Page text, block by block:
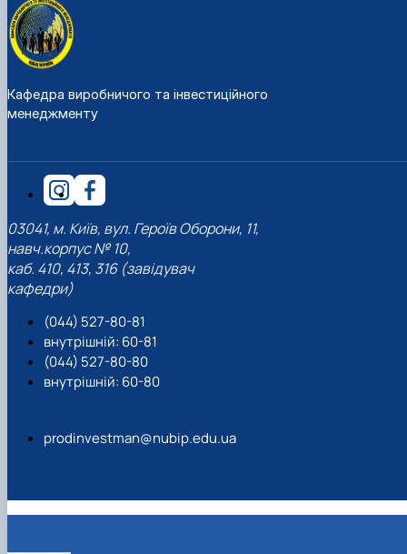
Кафедра виробничого та інвестиційного
менеджменту
03041, м. Київ, вул. Героїв Оборони, 11,
навч.корпус № 10,
каб. 410, 413, 316 (завідувач
кафедри)
(044) 527-80-81
внутрішній: 60-81
(044) 527-80-80
внутрішній: 60-80
prodinvestman@nubip.edu.ua